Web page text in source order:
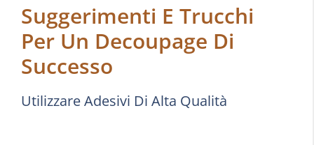
Suggerimenti E Trucchi
Per Un Decoupage Di
Successo
Utilizzare Adesivi Di Alta Qualità